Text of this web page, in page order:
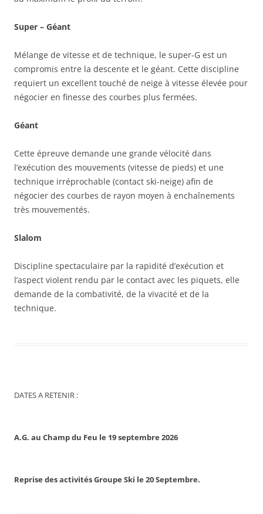
Super – Géant
Mélange de vitesse et de technique, le super-G est un
compromis entre la descente et le géant. Cette discipline
requiert un excellent touché de neige à vitesse élevée pour
négocier en finesse des courbes plus fermées.
Géant
Cette épreuve demande une grande vélocité dans
l’exécution des mouvements (vitesse de pieds) et une
technique irréprochable (contact ski-neige) afin de
négocier des courbes de rayon moyen à enchaînements
très mouvementés.
Slalom
Discipline spectaculaire par la rapidité d’exécution et
l’aspect violent rendu par le contact avec les piquets, elle
demande de la combativité, de la vivacité et de la
technique.
DATES A RETENIR :
A.G. au Champ du Feu le 19 septembre 2026
Reprise des activités Groupe Ski le 20 Septembre.